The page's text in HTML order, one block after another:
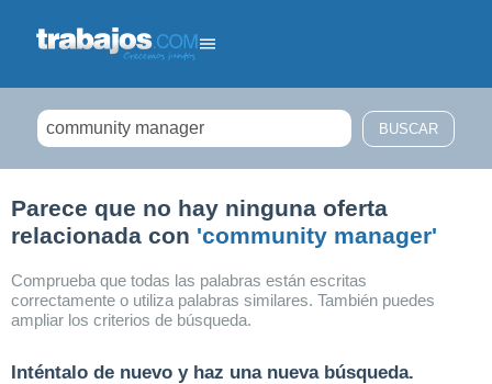
Parece que no hay ninguna oferta
relacionada con 'community manager'
Comprueba que todas las palabras están escritas
correctamente o utiliza palabras similares. También puedes
ampliar los criterios de búsqueda.
Inténtalo de nuevo y haz una nueva búsqueda.